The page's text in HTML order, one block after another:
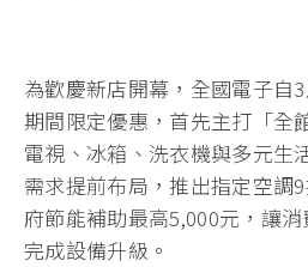
為歡慶新店開幕，全國電子自
期間限定優惠，首先主打「全
電視、冰箱、洗衣機與多元生
需求提前布局，推出指定空調
府節能補助最高5,000元，讓
完成設備升級。